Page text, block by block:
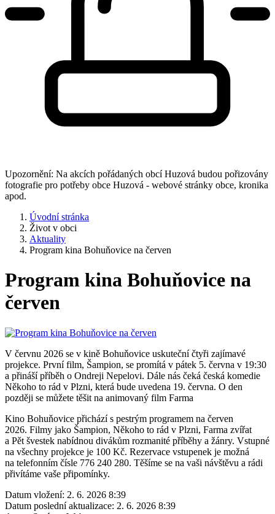
Upozornění: Na akcích pořádaných obcí Huzová budou pořizovány
fotografie pro potřeby obce Huzová - webové stránky obce, kronika
apod.
Úvodní stránka
Život v obci
Aktuality
Program kina Bohuňovice na červen
Program kina Bohuňovice na
červen
V červnu 2026 se v kině Bohuňovice uskuteční čtyři zajímavé
projekce. První film, Šampion, se promítá v pátek 5. června v 19:30
a přináší příběh o Ondreji Nepelovi. Dále nás čeká česká komedie
Někoho to rád v Plzni, která bude uvedena 19. června. O den
později se můžete těšit na animovaný film Farma
Kino Bohuňovice přichází s pestrým programem na červen
2026. Filmy jako Šampion, Někoho to rád v Plzni, Farma zvířat
a Pět švestek nabídnou divákům rozmanité příběhy a žánry. Vstupné
na všechny projekce je 100 Kč. Rezervace vstupenek je možná
na telefonním čísle 776 240 280. Těšíme se na vaši návštěvu a rádi
přivítáme vaše připomínky.
Datum vložení: 2. 6. 2026 8:39
Datum poslední aktualizace: 2. 6. 2026 8:39